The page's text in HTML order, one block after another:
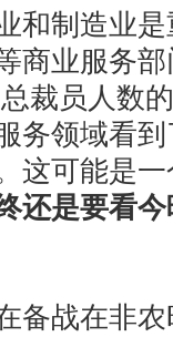
制造业是
商业服务
裁员人数
务领域看
这可能是
还是要看
战在非农